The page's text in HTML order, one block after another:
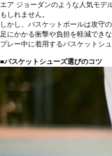
エア ジョーダンのような人気モデ
もしれません。
しかし、バスケットボールは攻守
足にかかる衝撃や負担を軽減でき
プレー中に着用するバスケットシ
■バスケットシューズ選びのコツ